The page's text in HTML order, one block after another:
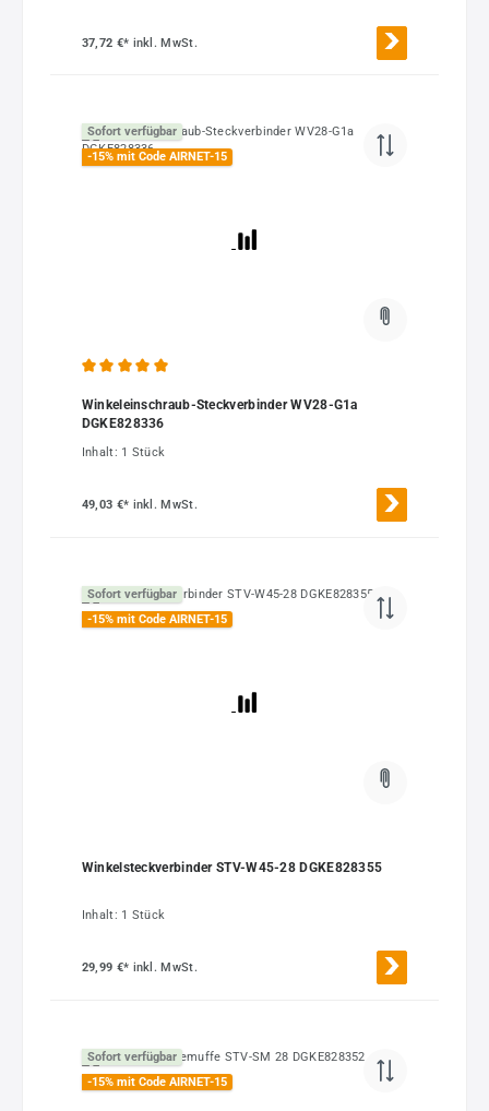
37,72 €* inkl. MwSt.
Sofort verfügbar
-15% mit Code AIRNET-15
Winkeleinschraub-Steckverbinder WV28-G1a
DGKE828336
Inhalt: 1 Stück
49,03 €* inkl. MwSt.
Sofort verfügbar
-15% mit Code AIRNET-15
Winkelsteckverbinder STV-W45-28 DGKE828355
Inhalt: 1 Stück
29,99 €* inkl. MwSt.
Sofort verfügbar
-15% mit Code AIRNET-15